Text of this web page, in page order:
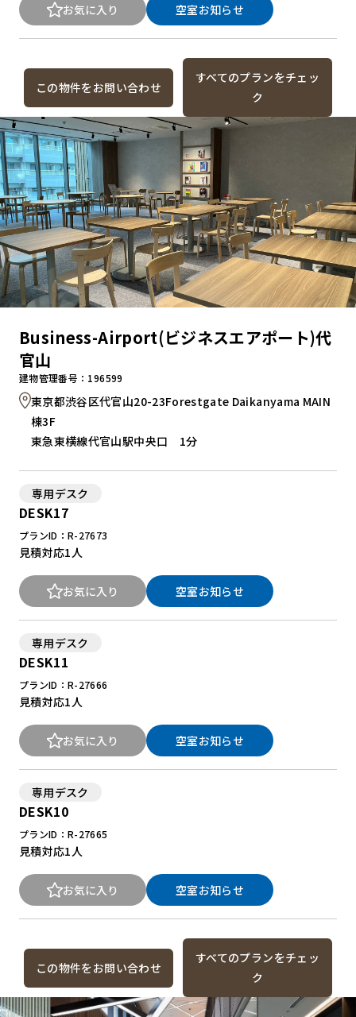
お気に入り 空室お知らせ
この物件をお問い合わせ
すべてのプランをチェッ
ク
Business-Airport(ビジネスエアポート)代
官山
建物管理番号：196599
東京都渋谷区代官山20-23Forestgate Daikanyama MAIN
棟3F
東急東横線代官山駅中央口 1分
専用デスク
DESK17
プランID：R-27673
見積対応1人
お気に入り 空室お知らせ
専用デスク
DESK11
プランID：R-27666
見積対応1人
お気に入り 空室お知らせ
専用デスク
DESK10
プランID：R-27665
見積対応1人
お気に入り 空室お知らせ
この物件をお問い合わせ
すべてのプランをチェッ
ク